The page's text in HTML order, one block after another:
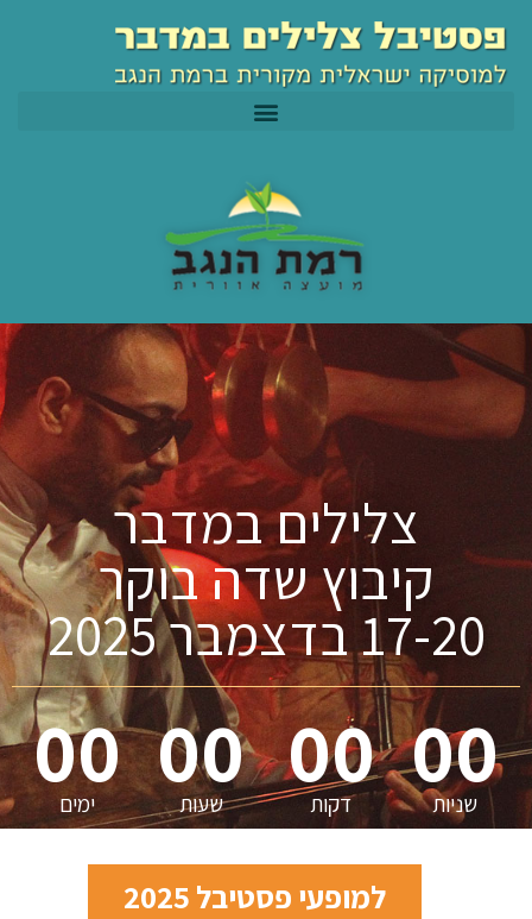
לתוכן
צלילים במדבר
קיבוץ שדה בוקר
17-20 בדצמבר 2025
00
ימים 00
שעות 00
דקות 00
שניות
למופעי פסטיבל 2025